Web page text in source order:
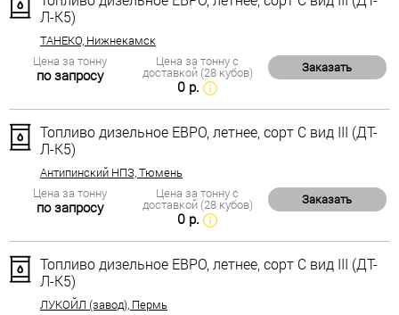
Л-К5)
ТАНЕКО, Нижнекамск
Цена за тонну
по запросу
Цена за тонну с
доставкой (28 кубов)
0 р.
Заказать
Топливо дизельное ЕВРО, летнее, сорт С вид III (ДТ-
Л-К5)
Антипинский НПЗ, Тюмень
Цена за тонну
по запросу
Цена за тонну с
доставкой (28 кубов)
0 р.
Заказать
Топливо дизельное ЕВРО, летнее, сорт С вид III (ДТ-
Л-К5)
ЛУКОЙЛ (завод), Пермь